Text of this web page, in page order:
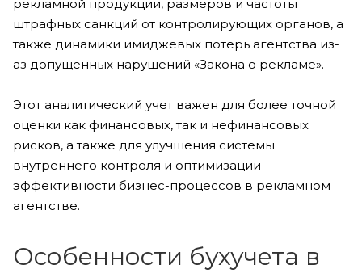
рекламной продукции, размеров и частоты
штрафных санкций от контролирующих органов, а
также динамики имиджевых потерь агентства из-
аз допущенных нарушений «Закона о рекламе».
Этот аналитический учет важен для более точной
оценки как финансовых, так и нефинансовых
рисков, а также для улучшения системы
внутреннего контроля и оптимизации
эффективности бизнес-процессов в рекламном
агентстве.
Особенности бухучета в